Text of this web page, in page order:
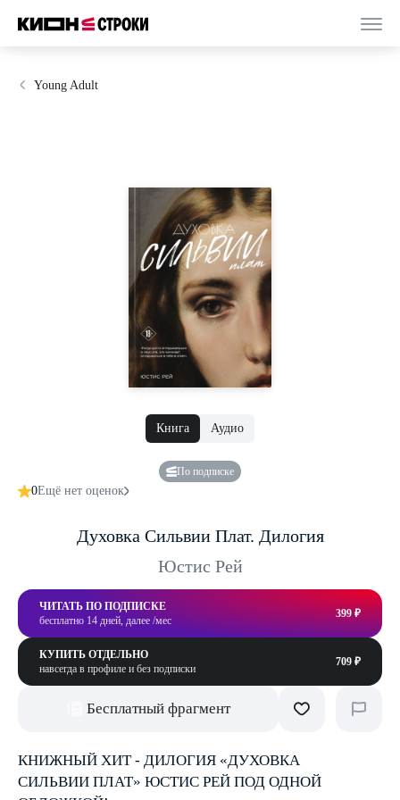
Young Adult
Книга Аудио
По подписке
0Ещё нет оценок
Духовка Сильвии Плат. Дилогия
Юстис Рей
ЧИТАТЬ ПО ПОДПИСКЕ
бесплатно 14 дней, далее /мес
399 ₽
КУПИТЬ ОТДЕЛЬНО
навсегда в профиле и без подписки
709 ₽
Бесплатный фрагмент
КНИЖНЫЙ ХИТ - ДИЛОГИЯ «ДУХОВКА
СИЛЬВИИ ПЛАТ» ЮСТИС РЕЙ ПОД ОДНОЙ